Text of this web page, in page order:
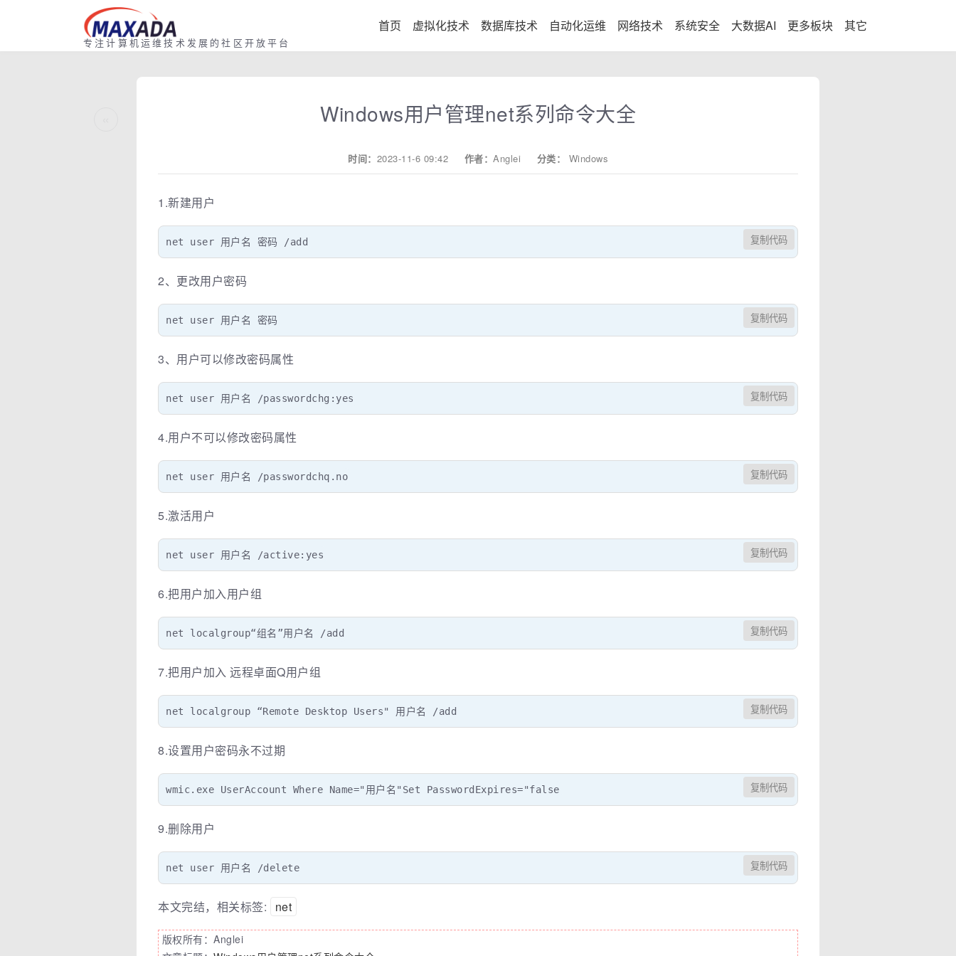
专注计算机运维技术发展的社区开放平台
首页 虚拟化技术 数据库技术 自动化运维 网络技术 系统安全 大数据AI 更多板块 其它
Windows用户管理net系列命令大全
时间： 2023-11-6 09:42 作者： Anglei 分类： Windows
1.新建用户
net user 用户名 密码 /add 复制代码
2、更改用户密码
net user 用户名 密码 复制代码
3、用户可以修改密码属性
net user 用户名 /passwordchg:yes 复制代码
4.用户不可以修改密码属性
net user 用户名 /passwordchq.no 复制代码
5.激活用户
net user 用户名 /active:yes 复制代码
6.把用户加入用户组
net localgroup“组名”用户名 /add 复制代码
7.把用户加入 远程卓面Q用户组
net localgroup “Remote Desktop Users" 用户名 /add 复制代码
8.设置用户密码永不过期
wmic.exe UserAccount Where Name="用户名"Set PasswordExpires="false 复制代码
9.删除用户
net user 用户名 /delete 复制代码
本文完结，相关标签: net
版权所有：Anglei